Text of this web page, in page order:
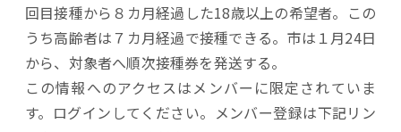
回目接種から８カ月経過した18歳以上の希望者。この
うち高齢者は７カ月経過で接種できる。市は１月24日
から、対象者へ順次接種券を発送する。
この情報へのアクセスはメンバーに限定されていま
す。ログインしてください。メンバー登録は下記リン